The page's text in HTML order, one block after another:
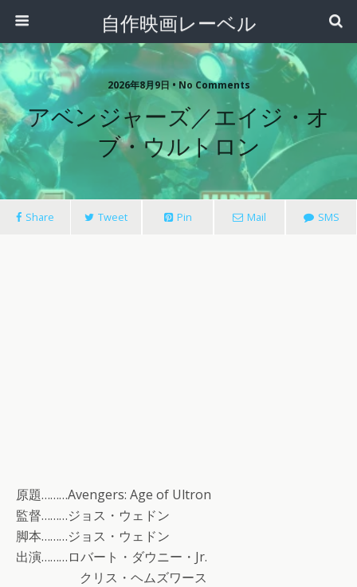
自作映画レーベル
2026年8月9日 • No Comments
アベンジャーズ／エイジ・オ
ブ・ウルトロン
Share Tweet Pin Mail SMS
原題………Avengers: Age of Ultron
監督………ジョス・ウェドン
脚本………ジョス・ウェドン
出演………ロバート・ダウニー・Jr.
クリス・ヘムズワース